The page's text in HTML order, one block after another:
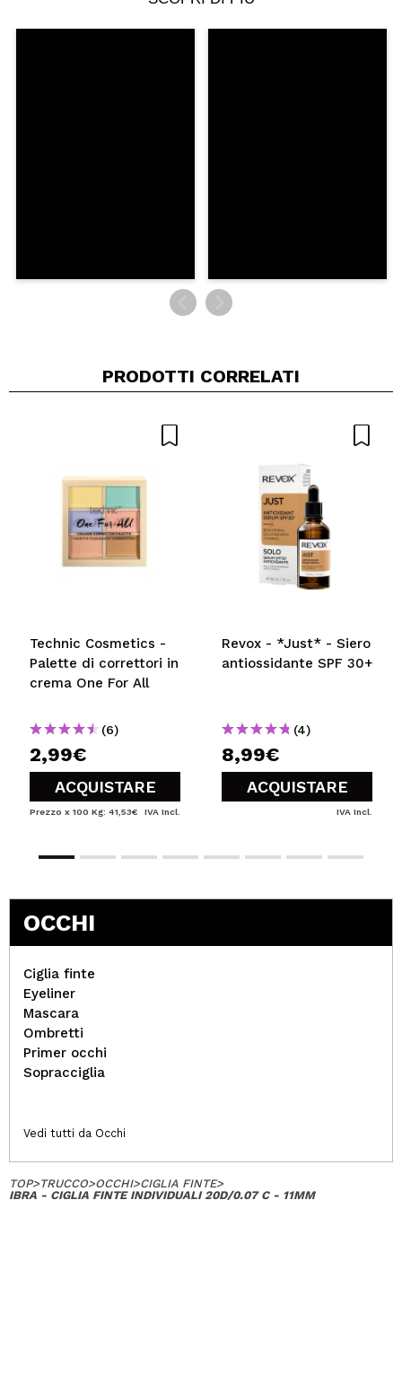
Condividi un video o una foto
Il tuo video potrebbe essere il primo. Immaginalo...
PRODOTTI CORRELATI
Technic Cosmetics -
Palette di correttori in
crema One For All
(6)
2,99€
ACQUISTARE
Prezzo x 100 Kg: 41,53€ IVA Incl.
Revox - *Just* - Siero
antiossidante SPF 30+
(4)
8,99€
ACQUISTARE
IVA Incl.
OCCHI
Ciglia finte
Eyeliner
Mascara
Ombretti
Primer occhi
Sopracciglia
Vedi tutti da Occhi
TOP>TRUCCO>OCCHI>CIGLIA FINTE>
IBRA - CIGLIA FINTE INDIVIDUALI 20D/0.07 C - 11MM